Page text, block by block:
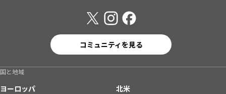
コミュニティを見る
国と地域
ヨーロッパ
北米